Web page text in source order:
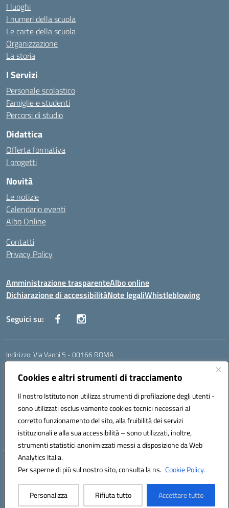
Cookies e altri strumenti di tracciamento
Il nostro Istituto non utilizza strumenti di profilazione degli utenti -
sono utilizzati esclusivamente cookies tecnici necessari al
corretto funzionamento del sito, alla fruibilità dei servizi
istituzionali e alla sua accessibilità – sono utilizzati, inoltre,
strumenti statistici anonimizzati messi a disposizione da Web
Analytics Italia.
Per saperne di più sul nostro sito, consulta la ns. Cookie Policy.
Personalizza Rifiuta tutto Accettare tutto
I luoghi
I numeri della scuola
Le carte della scuola
Organizzazione
La storia
I Servizi
Personale scolastico
Famiglie e studenti
Percorsi di studio
Didattica
Offerta formativa
I progetti
Novità
Le notizie
Calendario eventi
Albo Online
Contatti
Privacy Policy
Amministrazione trasparenteAlbo online
Dichiarazione di accessibilitàNote legaliWhistleblowing
Seguici su:
Indirizzo:Via Vanni 5 - 00166 ROMA
Centralino:
Posta elettronica certificata (PEC):RMIC86500P@pec.istruzione.it
Codice fiscale: 97197050582
Codice meccanografico:RMIC86500P
Codice Indice delle Pubbliche Amministrazioni (IPA): istsc_RMIC86500P
Codice unico di fatturazione (CUF): UFSRRZ
Hosting & Powered by 3D Solution S.r.l.
Concept & Design by Designers Italia